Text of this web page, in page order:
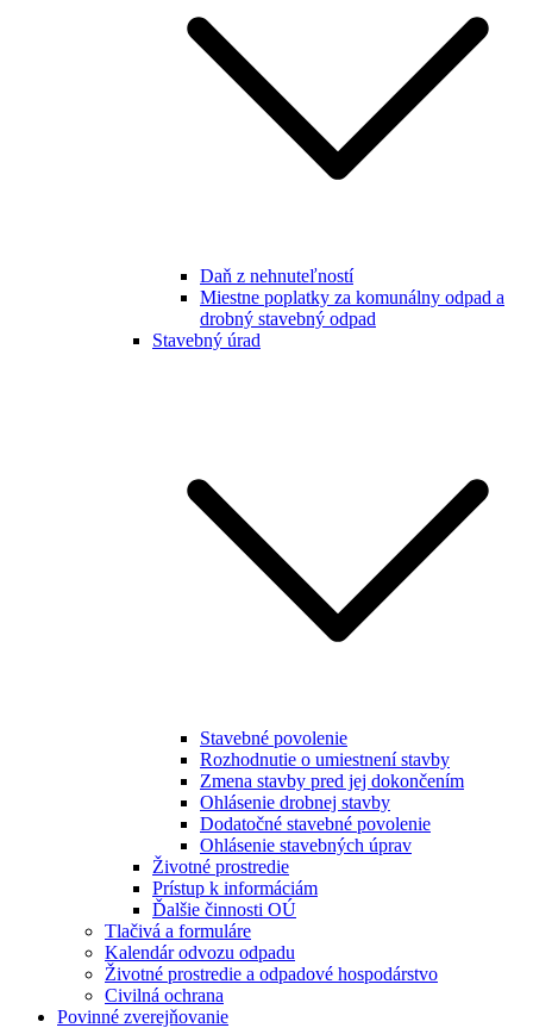
Daň z nehnuteľností
Miestne poplatky za komunálny odpad a
drobný stavebný odpad
Stavebný úrad
Stavebné povolenie
Rozhodnutie o umiestnení stavby
Zmena stavby pred jej dokončením
Ohlásenie drobnej stavby
Dodatočné stavebné povolenie
Ohlásenie stavebných úprav
Životné prostredie
Prístup k informáciám
Ďalšie činnosti OÚ
Tlačivá a formuláre
Kalendár odvozu odpadu
Životné prostredie a odpadové hospodárstvo
Civilná ochrana
Povinné zverejňovanie